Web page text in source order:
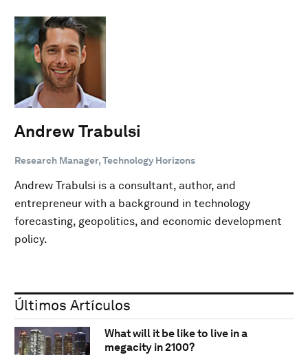
Andrew Trabulsi
Research Manager, Technology Horizons
Andrew Trabulsi is a consultant, author, and
entrepreneur with a background in technology
forecasting, geopolitics, and economic development
policy.
Últimos Artículos
What will it be like to live in a
megacity in 2100?